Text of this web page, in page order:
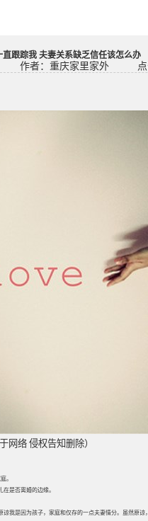
跟踪我 夫妻关系缺乏信任该怎么办
作者：重庆家里家外 点
网络 侵权告知删除）
。
是否离婚的边缘。
我是因为孩子，家庭和仅存的一点夫妻情分。虽然原